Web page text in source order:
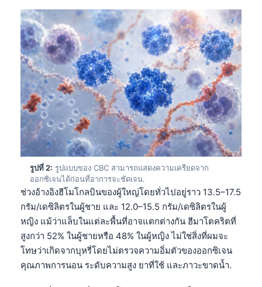
รูปที่ 2: รูปแบบของ CBC สามารถแสดงความเครียดจาก
ออกซิเจนได้ก่อนที่อาการจะชัดเจน.
ช่วงอ้างอิงฮีโมโกลบินของผู้ใหญ่โดยทั่วไปอยู่ราว 13.5–17.5
กรัม/เดซิลิตรในผู้ชาย และ 12.0–15.5 กรัม/เดซิลิตรในผู้
หญิง แม้ว่าแล็บในแต่ละพื้นที่อาจแตกต่างกัน ฮีมาโตคริตที่
สูงกว่า 52% ในผู้ชายหรือ 48% ในผู้หญิง ไม่ใช่สิ่งที่ผมจะ
โทษว่าเกิดจากบุหรี่โดยไม่ตรวจความอิ่มตัวของออกซิเจน
คุณภาพการนอน ระดับความสูง ยาที่ใช้ และภาวะขาดน้ำ.